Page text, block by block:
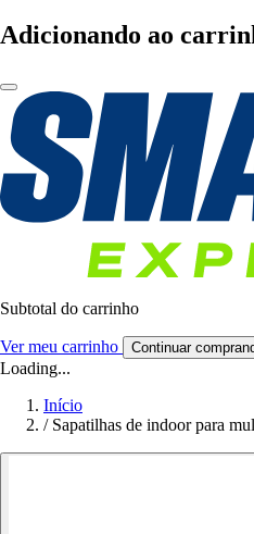
Adicionando ao
Subtotal do carrinho
Ver meu carrinho Continuar
Loading...
Início
/ Sapatilhas de indoor para